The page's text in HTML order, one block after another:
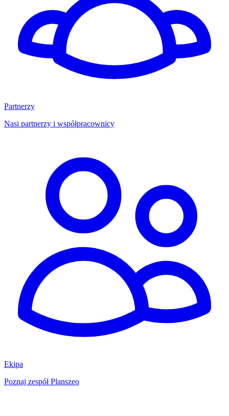
Partnerzy
Nasi partnerzy i współpracownicy
Ekipa
Poznaj zespół Planszeo